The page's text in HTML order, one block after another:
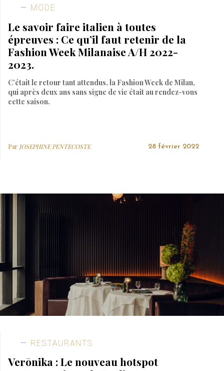
MODE
Le savoir faire italien à toutes
épreuves : Ce qu’il faut retenir de la
Fashion Week Milanaise A/H 2022-
2023.
C’était le retour tant attendus, la Fashion Week de Milan,
qui après deux ans sans signe de vie était au rendez-vous
cette saison.
Par JOSEPHINE PENTECOSTE 28 février 2022
RESTAURANTS
Verōnika : Le nouveau hotspot